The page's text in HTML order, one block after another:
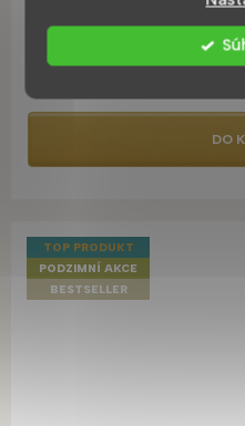
Skladem
DO
TOP PRODUKT
PODZIMNÍ AKCE
BESTSELLER